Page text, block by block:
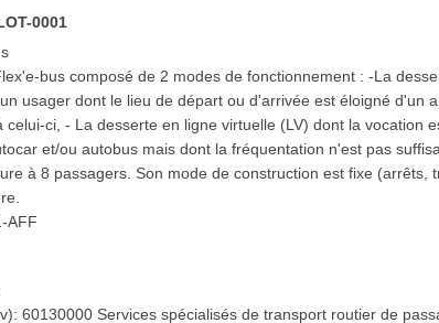
0001
bus composé de 2 modes de fonctionnement : -La
usager dont le lieu de départ ou d'arrivée est éloigné d'un
ci, - La desserte en ligne virtuelle (LV) dont la vocation
et/ou autobus mais dont la fréquentation n'est pas
à 8 passagers. Son mode de construction est fixe (arrêts,
AFF
):60130000 Services spécialisés de transport routier de